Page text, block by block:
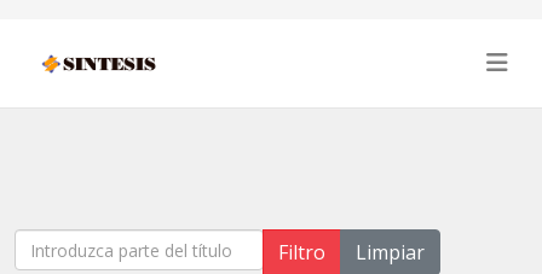
Introduzca parte del título Filtro
Limpiar